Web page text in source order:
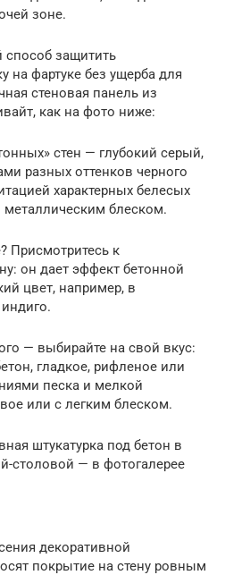
зоне.
защитить
на фартуке без ущерба для
стеновая панель из
как на фото ниже:
стен — глубокий серый,
разных оттенков черного
характерных белесых
блеском.
Присмотритесь к
он дает эффект бетонной
цвет, например, в
— выбирайте на свой вкус:
гладкое, рифленое или
песка и мелкой
или с легким блеском.
штукатурка под бетон в
столовой — в фотогалерее
декоративной
покрытие на стену ровным